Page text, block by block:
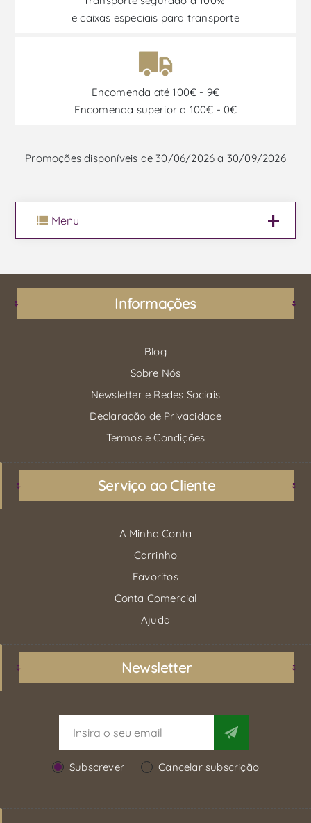
e caixas especiais para transporte
Encomenda até 100€ - 9€
Encomenda superior a 100€ - 0€
Promoções disponíveis de 30/06/2026 a 30/09/2026
Menu
Informações
Blog
Sobre Nós
Newsletter e Redes Sociais
Declaração de Privacidade
Termos e Condições
Serviço ao Cliente
A Minha Conta
Carrinho
Favoritos
Conta Comercial
Ajuda
Newsletter
Subscrever Cancelar subscrição